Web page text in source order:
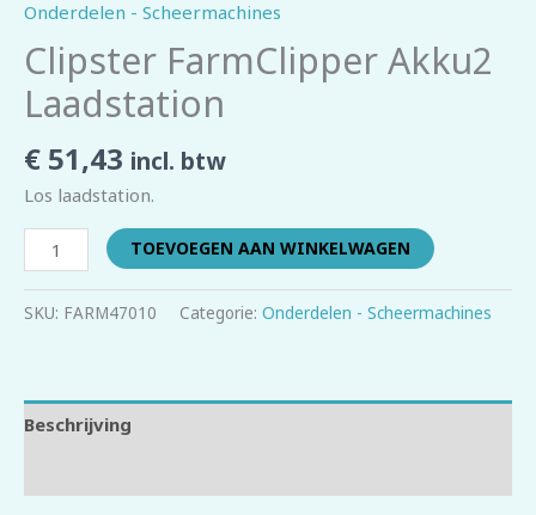
Onderdelen - Scheermachines
Clipster FarmClipper Akku2
Laadstation
€ 51,43 incl. btw
Los laadstation.
TOEVOEGEN AAN WINKELWAGEN
SKU: FARM47010 Categorie: Onderdelen - Scheermachines
Beschrijving